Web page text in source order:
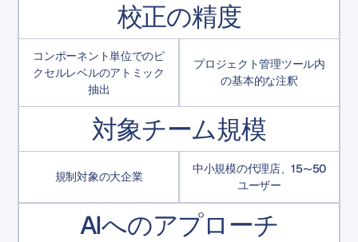
校正の精度
コンポーネント単位でのピ
クセルレベルのアトミック
抽出
プロジェクト管理ツール内
の基本的な注釈
対象チーム規模
規制対象の大企業
中小規模の代理店、15〜50
ユーザー
AIへのアプローチ